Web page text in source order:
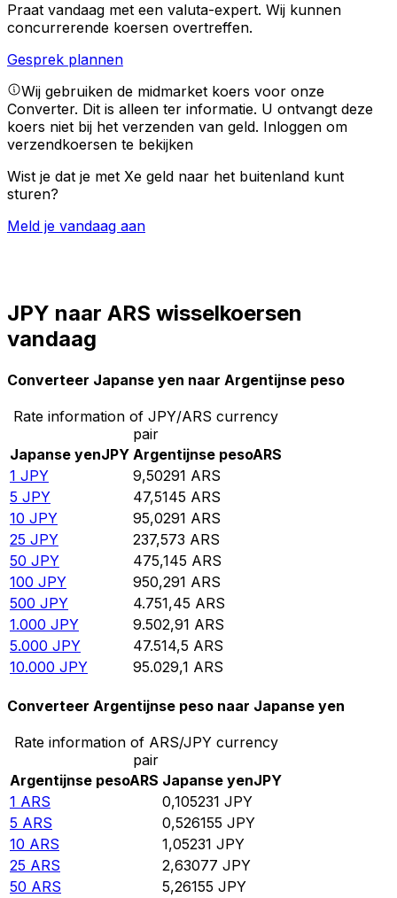
Praat vandaag met een valuta-expert. Wij kunnen
concurrerende koersen overtreffen.
Gesprek plannen
Wij gebruiken de midmarket koers voor onze
Converter. Dit is alleen ter informatie. U ontvangt deze
koers niet bij het verzenden van geld. Inloggen om
verzendkoersen te bekijken
Wist je dat je met Xe geld naar het buitenland kunt
sturen?
Meld je vandaag aan
JPY naar ARS wisselkoersen
vandaag
Converteer Japanse yen naar Argentijnse peso
Rate information of JPY/ARS currency
pair
Japanse yenJPY Argentijnse pesoARS
1 JPY 9,50291 ARS
5 JPY 47,5145 ARS
10 JPY 95,0291 ARS
25 JPY 237,573 ARS
50 JPY 475,145 ARS
100 JPY 950,291 ARS
500 JPY 4.751,45 ARS
1.000 JPY 9.502,91 ARS
5.000 JPY 47.514,5 ARS
10.000 JPY 95.029,1 ARS
Converteer Argentijnse peso naar Japanse yen
Rate information of ARS/JPY currency
pair
Argentijnse pesoARS Japanse yenJPY
1 ARS 0,105231 JPY
5 ARS 0,526155 JPY
10 ARS 1,05231 JPY
25 ARS 2,63077 JPY
50 ARS 5,26155 JPY